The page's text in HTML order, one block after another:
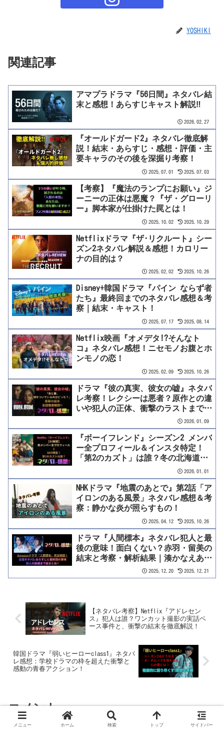
YOSHIKI
関連記事
アマプラドラマ『56日間』ネタバレ結
末と感想！あらすじキャスト解説‼
2026.02.27
『オールドガード2』ネタバレ徹底解
説！結末・あらすじ・感想・評価・主
要キャラのその後を深掘り考察！
2025.07.01 2025.07.03
【考察】『魔法のランプにお願い』ジ
ーニーの正体は悪魔？『ザ・グローリ
ー』脚本家が仕掛けた罠とは！
2025.10.02 2025.10.29
Netflixドラマ『ザ･リクルート』シー
ズン2ネタバレ解説＆感想！カロリー
ナの目的は？
2025.02.02 2025.10.26
Disney+韓国ドラマ『パイン ならず者
たち』最終回までのネタバレ感想＆考
察｜結末・キャスト！
2025.07.17 2025.08.14
Netflix映画『オメデタ!?そんなト
コ』ネタバレ感想！ニセモノお腹とホ
ンモノの恋！
2025.02.09 2025.10.26
ドラマ『彼の真実、彼女の嘘』ネタバ
レ考察！レクシーは悪者？原作との違
いや犯人の正体、衝撃のラストまで完
2026.01.09
『ボーイフレンド』シーズン2 メンバ
ー全プロフィール＆インスタ特定！
「第2のカズト」は誰？冬の北海道で
2026.01.01
NHKドラマ『地震のあとで』第2話「ア
イロンのある風景」ネタバレ感想＆考
察：静かな炎が照らすもの！
2025.04.12 2025.10.26
ドラマ『人間標本』ネタバレ犯人と最
後の意味！面白くない？赤羽・留美の
結末と考察・解析結果｜湊かなえあら
2025.12.20 2025.12.21
【ネタバレ考察】Netflix『アドレセン
ス』犯人は誰？ワンカット撮影の実話ベ
ース事件と、衝撃の結末を徹底解説！
韓国ドラマ『弱いヒーローclass1』ネタバ
レ感想：学校ドラマの枠を超えた衝撃と
感動の青春アクション！
コメント
メニュー ホーム 検索 トップ サイドバー